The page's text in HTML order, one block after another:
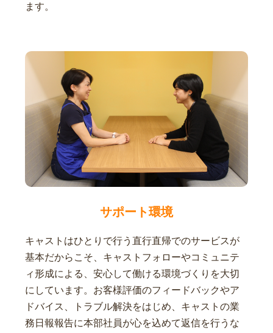
ます。
サポート環境
キャストはひとりで行う直行直帰でのサービスが
基本だからこそ、キャストフォローやコミュニテ
ィ形成による、安心して働ける環境づくりを大切
にしています。お客様評価のフィードバックやア
ドバイス、トラブル解決をはじめ、キャストの業
務日報報告に本部社員が心を込めて返信を行うな